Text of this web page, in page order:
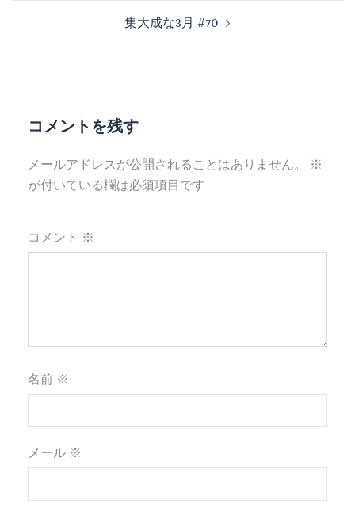
集大成な3月 #70
コメントを残す
メールアドレスが公開されることはありません。
※
が付いている欄は必須項目です
コメント ※
名前 ※
メール ※